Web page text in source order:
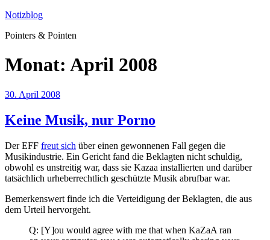
Zum
springen
Notizblog
Pointers & Pointen
Monat: April 2008
Veröffentlicht
30. April 2008
Keine Musik, nur Porno
Der EFF freut sich über einen gewonnenen Fall gegen die
Musikindustrie. Ein Gericht fand die Beklagten nicht schuldig,
obwohl es unstreitig war, dass sie Kazaa installierten und darüber
tatsächlich urheberrechtlich geschützte Musik abrufbar war.
Bemerkenswert finde ich die Verteidigung der Beklagten, die aus
dem Urteil hervorgeht.
Q: [Y]ou would agree with me that when KaZaA ran